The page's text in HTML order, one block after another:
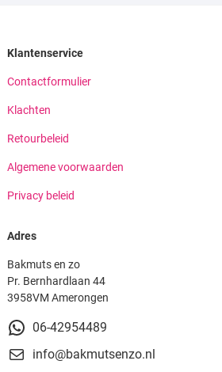
Klantenservice
Contactformulier
Klachten
Retourbeleid
Algemene voorwaarden
Privacy beleid
Adres
Bakmuts en zo
Pr. Bernhardlaan 44
3958VM Amerongen
06-42954489
info@bakmutsenzo.nl